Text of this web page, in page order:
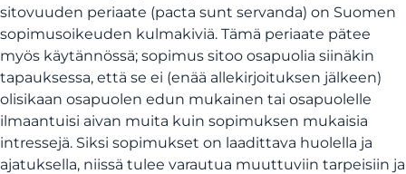
sitovuuden periaate (pacta sunt servanda) on Suomen
sopimusoikeuden kulmakiviä. Tämä periaate pätee
myös käytännössä; sopimus sitoo osapuolia siinäkin
tapauksessa, että se ei (enää allekirjoituksen jälkeen)
olisikaan osapuolen edun mukainen tai osapuolelle
ilmaantuisi aivan muita kuin sopimuksen mukaisia
intressejä. Siksi sopimukset on laadittava huolella ja
ajatuksella, niissä tulee varautua muuttuviin tarpeisiin ja